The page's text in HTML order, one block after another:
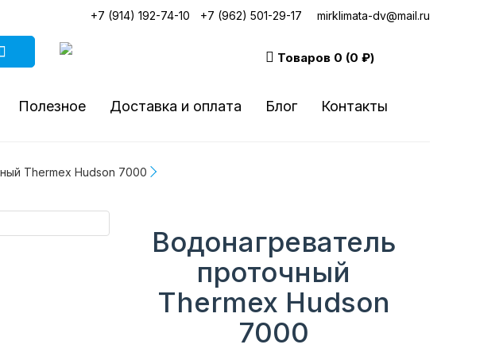
+7 (914) 192-74-10 +7 (962) 501-29-17 mirklimata-dv@mail.ru
Товаров 0 (0 ₽)
Полезное Доставка и оплата Блог Контакты
Thermex Hudson 7000
Водонагреватель
проточный
Thermex Hudson
7000